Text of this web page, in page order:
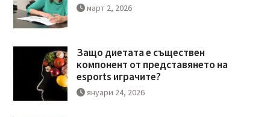
март 2, 2026
Защо диетата е съществен
компонент от представянето на
esports играчите?
януари 24, 2026